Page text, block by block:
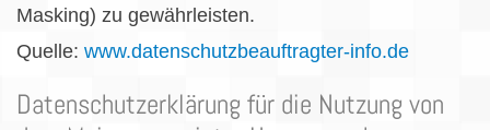
Masking) zu gewährleisten.
Quelle: www.datenschutzbeauftragter-info.de
Datenschutzerklärung für die Nutzung von